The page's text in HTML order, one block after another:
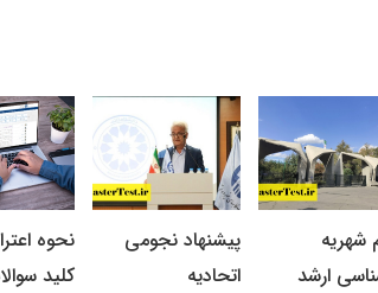
شهریه
ارشد
پیشنهاد نجومی
اتحادیه
نحوه
کلید